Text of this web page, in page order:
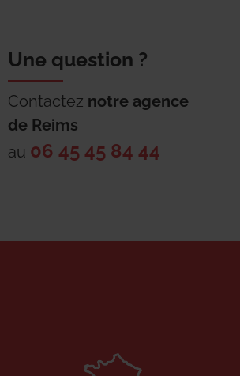
Une question ?
Contactez notre agence
de Reims
au 06 45 45 84 44